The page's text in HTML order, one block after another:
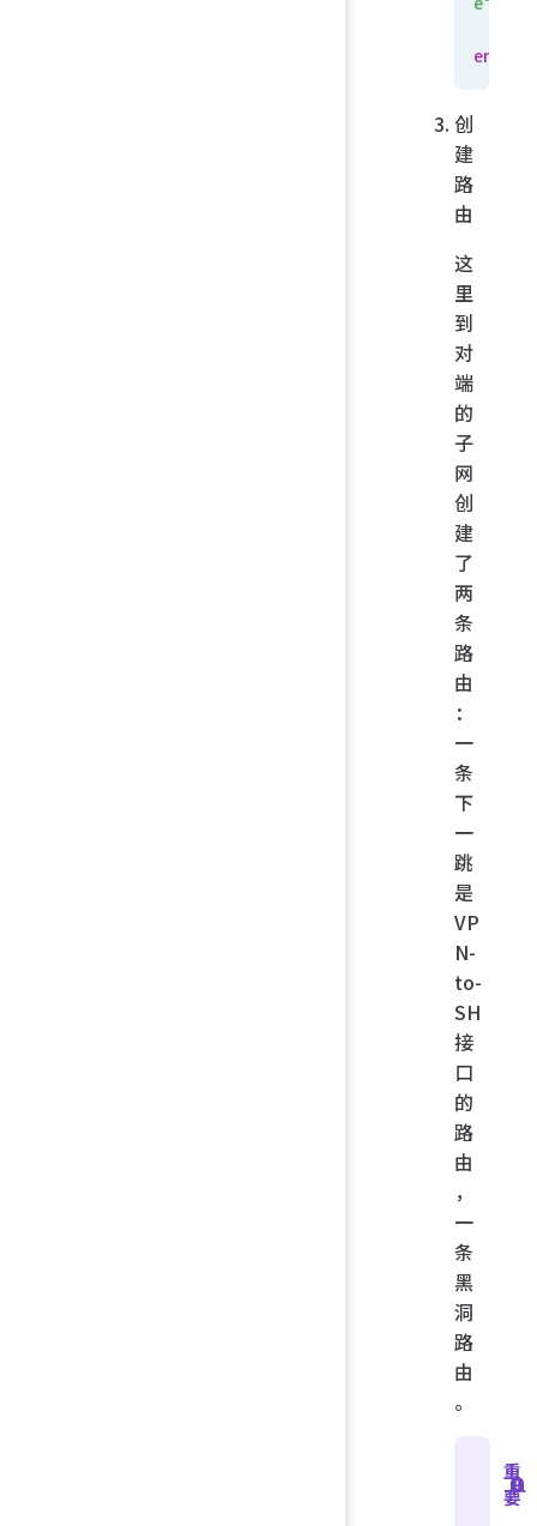
end
创
建
路
由
这
里
到
对
端
的
子
网
创
建
了
两
条
路
由
：
一
条
下
一
跳
是
VP
N-
to-
SH
接
口
的
路
由
，
一
条
黑
洞
路
由
。
重
要